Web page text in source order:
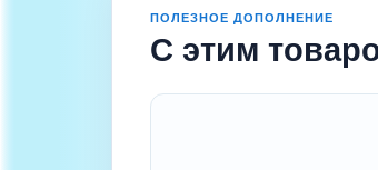
ПОЛЕЗНОЕ ДОПОЛНЕНИЕ
С этим